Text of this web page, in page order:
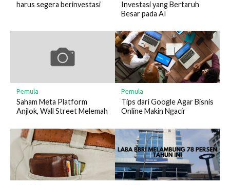
harus segera berinvestasi
Investasi yang Bertaruh
Besar pada AI
Pemula
Saham Meta Platform
Anjlok, Wall Street Melemah
Pemula
Tips dari Google Agar Bisnis
Online Makin Ngacir